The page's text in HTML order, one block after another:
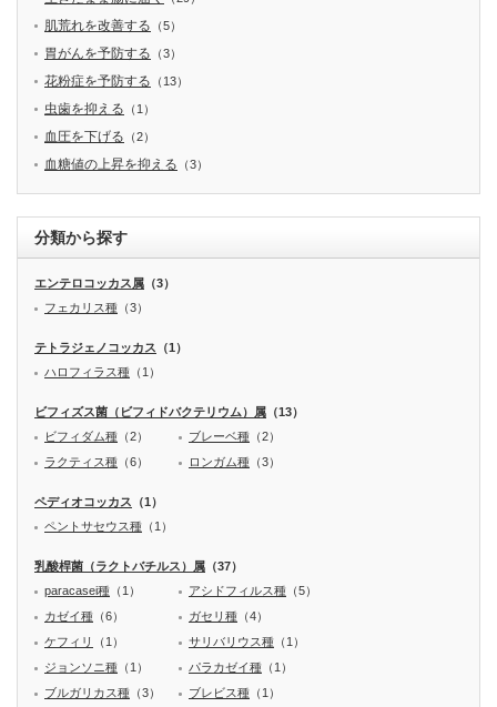
肌荒れを改善する （5）
胃がんを予防する （3）
花粉症を予防する （13）
虫歯を抑える （1）
血圧を下げる （2）
血糖値の上昇を抑える （3）
分類から探す
エンテロコッカス属 （3）
フェカリス種 （3）
テトラジェノコッカス （1）
ハロフィラス種 （1）
ビフィズス菌（ビフィドバクテリウム）属 （13）
ビフィダム種 （2） ブレーベ種 （2）
ラクティス種 （6） ロンガム種 （3）
ペディオコッカス （1）
ペントサセウス種 （1）
乳酸桿菌（ラクトバチルス）属 （37）
paracasei種 （1） アシドフィルス種 （5）
カゼイ種 （6） ガセリ種 （4）
ケフィリ
（1） サリバリウス種 （1）
ジョンソニ種 （1） パラカゼイ種 （1）
ブルガリカス種 （3） ブレビス種 （1）